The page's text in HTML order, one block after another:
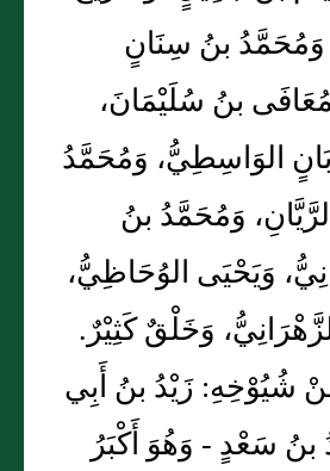
وَمُحَمَّدُ بنُ سِنَانٍ
بنُ سُلَيْمَانَ،
الوَاسِطِيُّ، وَمُحَمَّدُ
وَمُحَمَّدُ بنُ
وَيَحْيَى الوُحَاظِيُّ،
وَخَلْقٌ كَثِيْرٌ.
شُيُوْخِهِ: زَيْدُ بنُ أَبِي
بنُ سَعْدٍ - وَهُوَ أَكْبَرُ